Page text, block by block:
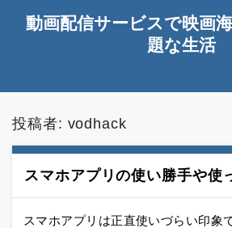
動画配信サービスで映画
題な生活
投稿者: vodhack
スマホアプリの使い勝手や使
スマホアプリは正直使いづらい印象